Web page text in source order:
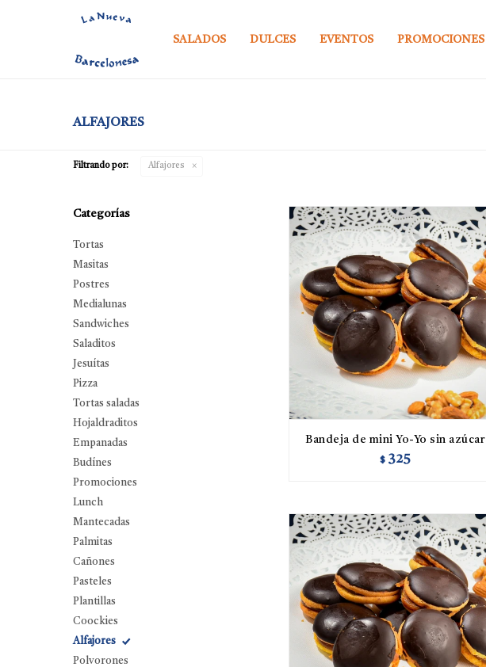
SALADOS DULCES EVENTOS PROMOCIONES
ALFAJORES
Filtrando por: Alfajores
Bandeja de mini Yo-Yo sin azúcar
$ 325
Categorías
Tortas
Masitas
Postres
Medialunas
Sandwiches
Saladitos
Jesuítas
Pizza
Tortas saladas
Hojaldraditos
Empanadas
Budínes
Promociones
Lunch
Mantecadas
Palmitas
Cañones
Pasteles
Plantillas
Coockies
Alfajores
Polvorones